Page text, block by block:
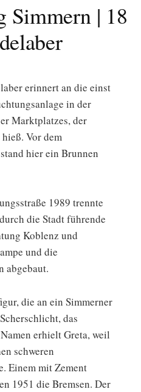
Simmern | 18
erinnert an die einst
in der
Marktplatzes, der
Vor dem
hier ein Brunnen
1989 trennte
die Stadt führende
Koblenz und
und die
abgebaut.
die an ein Simmerner
das
erhielt Greta, weil
schweren
Einem mit Zement
1951 die Bremsen. Der